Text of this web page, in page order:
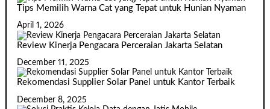
Tips Memilih Warna Cat yang Tepat untuk Hunian Nyaman
April 1, 2026
Review Kinerja Pengacara Perceraian Jakarta Selatan
December 11, 2025
Rekomendasi Supplier Solar Panel untuk Kantor Terbaik
December 8, 2025